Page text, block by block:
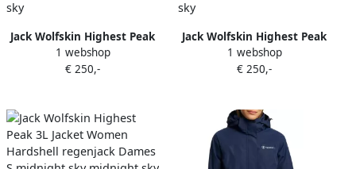
Jack Wolfskin Highest Peak
3L Jacket Women Hardshell
regenjack Dames XL
1 webshop
€ 250,-
Jack Wolfskin Highest Peak
3L Jacket Women Hardshell
regenjack Dames XS
1 webshop
€ 250,-